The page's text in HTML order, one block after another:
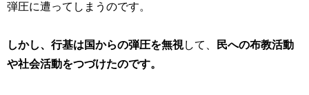
弾圧に遭ってしまうのです。
しかし、行基は国からの弾圧を無視して、
民への布教活動
や社会活動をつづけたのです。